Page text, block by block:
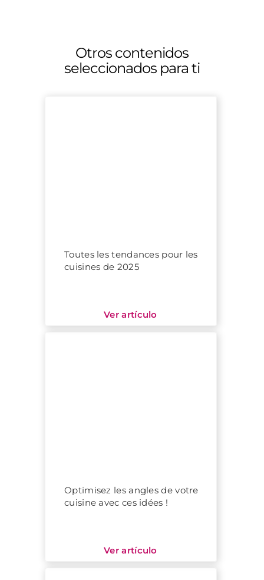
Otros contenidos
seleccionados para ti
Toutes les tendances pour les
cuisines de 2025
Optimisez les angles de votre
cuisine avec ces idées !